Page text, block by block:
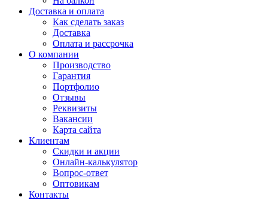
Доставка и оплата
Как сделать заказ
Доставка
Оплата и рассрочка
О компании
Производство
Гарантия
Портфолио
Отзывы
Реквизиты
Вакансии
Карта сайта
Клиентам
Скидки и акции
Онлайн-калькулятор
Вопрос-ответ
Оптовикам
Контакты